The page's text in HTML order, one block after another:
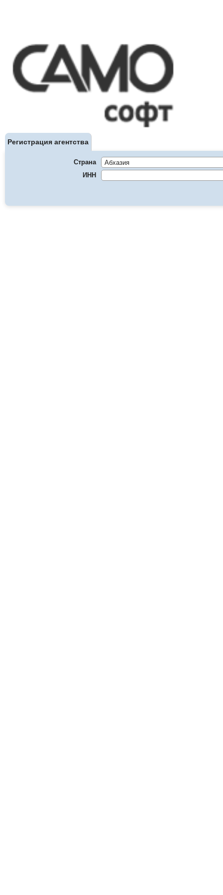
Регистрация агентства
Страна
ИНН